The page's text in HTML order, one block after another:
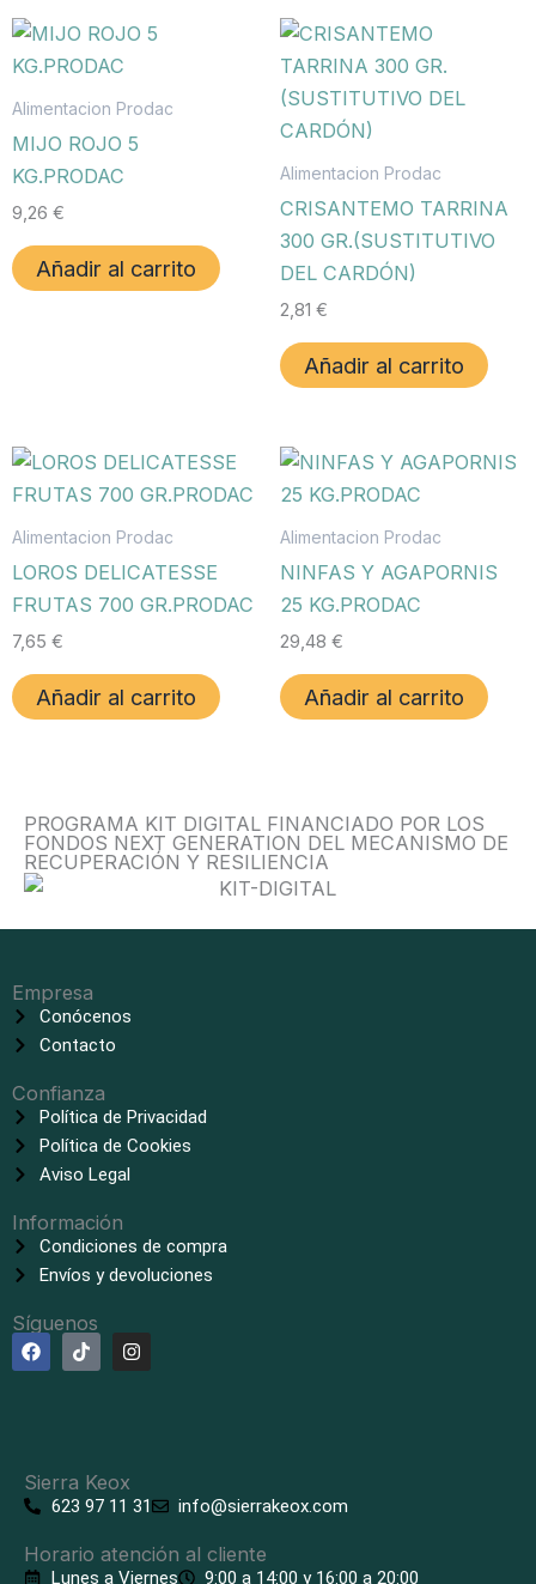
Alimentacion Prodac
MIJO ROJO 5
KG.PRODAC
9,26 €
Añadir al carrito
Alimentacion Prodac
CRISANTEMO TARRINA
300 GR.(SUSTITUTIVO
DEL CARDÓN)
2,81 €
Añadir al carrito
Alimentacion Prodac
LOROS DELICATESSE
FRUTAS 700 GR.PRODAC
7,65 €
Añadir al carrito
Alimentacion Prodac
NINFAS Y AGAPORNIS
25 KG.PRODAC
29,48 €
Añadir al carrito
PROGRAMA KIT DIGITAL FINANCIADO POR LOS
FONDOS NEXT GENERATION DEL MECANISMO DE
RECUPERACIÓN Y RESILIENCIA
Empresa
Conócenos
Contacto
Confianza
Política de Privacidad
Política de Cookies
Aviso Legal
Información
Condiciones de compra
Envíos y devoluciones
Síguenos
F
a
k
T
i
I
n
m
Sierra Keox
623 97 11 31 info@sierrakeox.com
Horario atención al cliente
Lunes a Viernes 9:00 a 14:00 y 16:00 a 20:00